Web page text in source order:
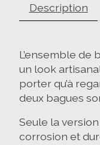
Description
L’ensemble
un look
porter qu’à
deux bagues
Seule la
corrosion et